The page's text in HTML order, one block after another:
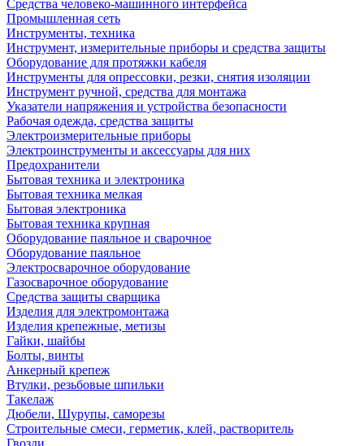
Средства человеко-машинного интерфейса
Промышленная сеть
Инструменты, техника
Инструмент, измерительные приборы и средства защиты
Оборудование для протяжки кабеля
Инструменты для опрессовки, резки, снятия изоляции
Инструмент ручной, средства для монтажа
Указатели напряжения и устройства безопасности
Рабочая одежда, средства защиты
Электроизмерительные приборы
Электроинструменты и аксессуары для них
Предохранители
Бытовая техника и электроника
Бытовая техника мелкая
Бытовая электроника
Бытовая техника крупная
Оборудование паяльное и сварочное
Оборудование паяльное
Электросварочное оборудование
Газосварочное оборудование
Средства защиты сварщика
Изделия для электромонтажа
Изделия крепежные, метизы
Гайки, шайбы
Болты, винты
Анкерный крепеж
Втулки, резьбовые шпильки
Такелаж
Дюбели, Шурупы, саморезы
Строительные смеси, герметик, клей, растворитель
Гвозди